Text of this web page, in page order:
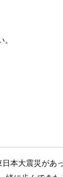
本大震災が